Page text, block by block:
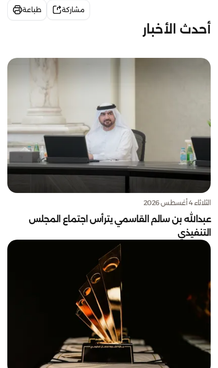
مشاركة طباعة
أحدث الأخبار
الثلاثاء 4 أغسطس 2026
عبدالله بن سالم القاسمي يترأس اجتماع المجلس
التنفيذي